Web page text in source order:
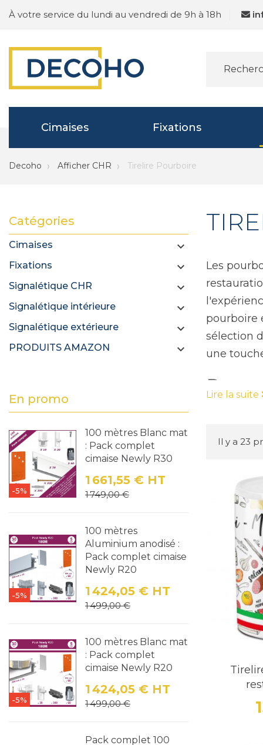
À votre service du lundi au vendredi de 9h à 18h
Cimaises Fixations
Decoho Afficher CHR Tirelire Pourboire
Catégories
Cimaises 
Fixations 
Signalétique CHR 
Signalétique intérieure 
Signalétique extérieure 
PRODUITS AMAZON 
En promo
-5%
100 mètres Blanc mat
: Pack complet
cimaise Newly R30
Prix
1 661,55 € HT
Prix de base
1 749,00 €
-5%
100 mètres
Aluminium anodisé :
Pack complet cimaise
Newly R20
Prix
1 424,05 € HT
Prix de base
1 499,00 €
-5%
100 mètres Blanc mat
: Pack complet
cimaise Newly R20
Prix
1 424,05 € HT
Prix de base
1 499,00 €
Pack complet 100
Les
pourboire
sélection
une
Visibilité
des
Les
1.
Lire la suite
Il y a 23